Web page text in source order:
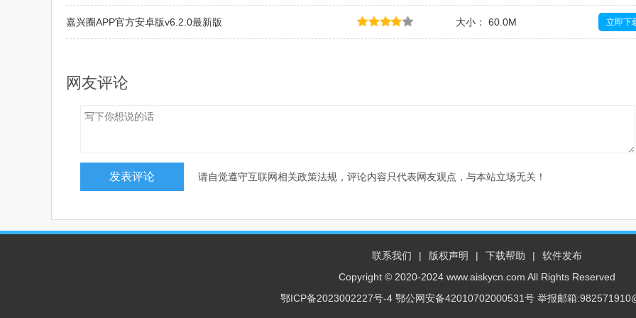
嘉兴圈APP官方安卓版v6.2.0最新版 大小： 60.0M 立即下
网友评论
请自觉遵守互联网相关政策法规，评论内容只代表网友观点，与本站立场无关！
联系我们 | 版权声明 | 下载帮助 |
软件发布
Copyright © 2020-2024 www.aiskycn.com All Rights Reserved
鄂ICP备2023002227号-4鄂公网安备42010702000531号 举报邮箱